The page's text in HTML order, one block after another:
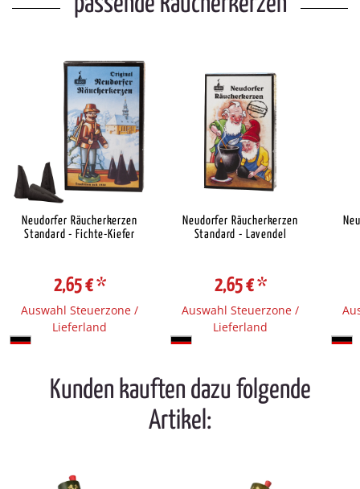
Neudorfer Räucherkerzen
Standard - Fichte-Kiefer
2,65 €*
Auswahl Steuerzone /
Lieferland
Neudorfer Räucherkerzen
Standard - Lavendel
2,65 €*
Auswahl Steuerzone /
Lieferland
Kunden kauften dazu folgende
Artikel: